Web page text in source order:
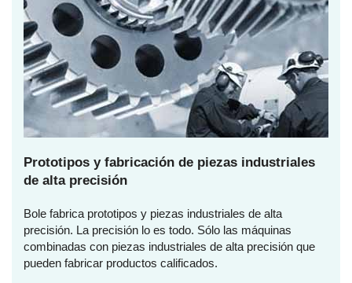
Prototipos y fabricación de piezas industriales
de alta precisión
Bole fabrica prototipos y piezas industriales de alta
precisión. La precisión lo es todo. Sólo las máquinas
combinadas con piezas industriales de alta precisión que
pueden fabricar productos calificados.